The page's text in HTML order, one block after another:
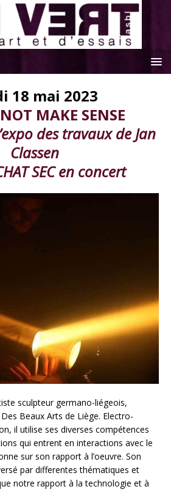
18 mai 2023
MAKE SENSE
des travaux de Jan
Classen
SEC en concert
sculpteur germano-liégeois,
Beaux Arts de Liège. Electro-
il utilise ses diverses compétences
qui entrent en interactions avec le
sur son rapport à l’oeuvre. Son
par differentes thématiques et
notre rapport à la technologie et à